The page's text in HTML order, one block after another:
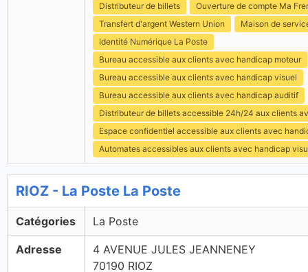
Distributeur de billets
Ouverture de compte Ma
Transfert d'argent Western Union
Maison de
Identité Numérique La Poste
Bureau accessible aux clients avec handicap moteur
Bureau accessible aux clients avec handicap visuel
Bureau accessible aux clients avec handicap auditif
Distributeur de billets accessible 24h/24 aux clients
Espace confidentiel accessible aux clients avec
Automates accessibles aux clients avec handicap
RIOZ - La Poste La Poste
Catégories La Poste
Adresse
4 AVENUE JULES JEANNENEY
70190 RIOZ